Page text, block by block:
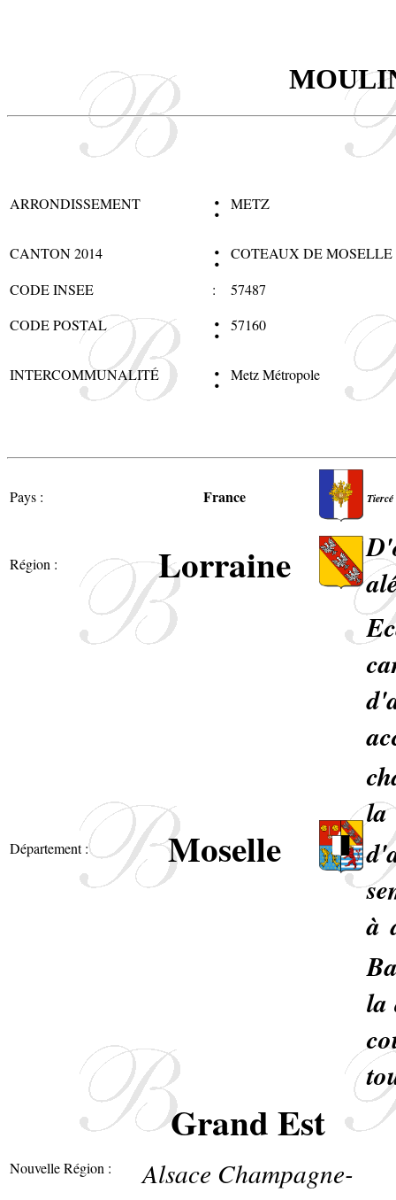
ARRONDISSEMENT : METZ
CANTON 2014 :
COTEAUX DE MOSELLE
CODE INSEE
:
57487
CODE POSTAL
: 57160
INTERCOMMUNALITÉ : Metz Métropole
Pays : France
Région : Lorraine
Département : Moselle
la
à
la
Nouvelle Région :
Grand Est
Alsace Champagne-